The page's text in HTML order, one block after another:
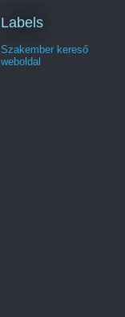
Labels
Szakember kereső
weboldal